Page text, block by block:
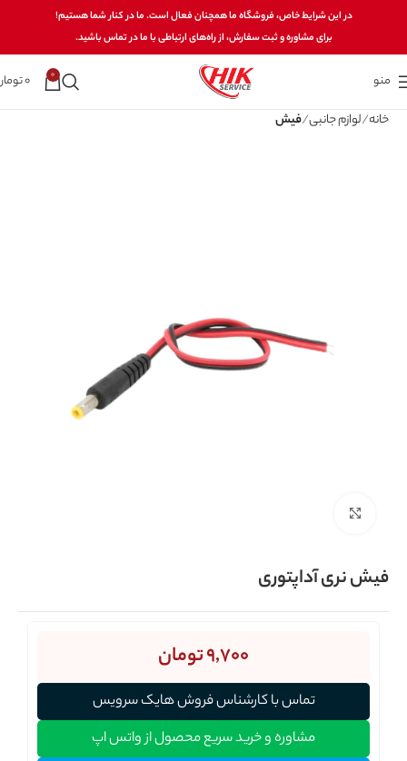
در این شرایط خاص، فروشگاه ما همچنان فعال است. ما در کنار شما هستیم!
برای مشاوره و ثبت سفارش، از راه‌های ارتباطی با ما در تماس باشید.
منو 0
0
خانه لوازم جانبی فیش
فیش نری آداپتوری
9,700تومان
تماس با کارشناس فروش هایک سرویس
مشاوره و خرید سریع محصول از واتس اپ